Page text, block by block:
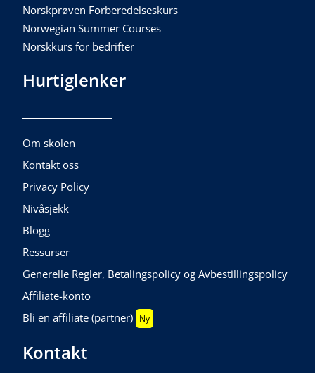
Norskprøven Forberedelseskurs
Norwegian Summer Courses
Norskkurs for bedrifter
Hurtiglenker
Om skolen
Kontakt oss
Privacy Policy
Nivåsjekk
Blogg
Ressurser
Generelle Regler, Betalingspolicy og Avbestillingspolicy
Affiliate-konto
Bli en affiliate (partner) Ny
Kontakt